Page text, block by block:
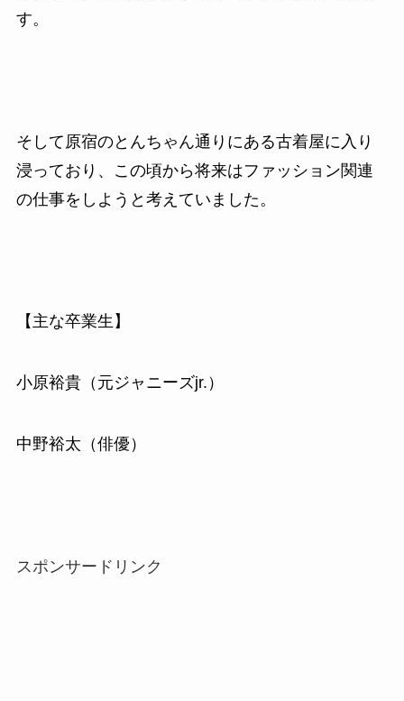
す。
そして原宿のとんちゃん通りにある古着屋に入り
浸っており、この頃から将来はファッション関連
の仕事をしようと考えていました。
【主な卒業生】
小原裕貴（元ジャニーズjr.）
中野裕太（俳優）
スポンサードリンク